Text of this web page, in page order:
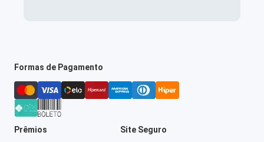
Formas de Pagamento
Prêmios Site Seguro